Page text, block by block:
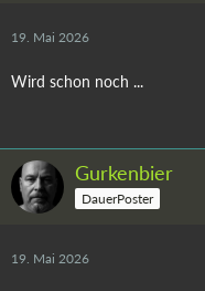
19. Mai 2026
Wird schon noch ...
Gurkenbier
DauerPoster
19. Mai 2026